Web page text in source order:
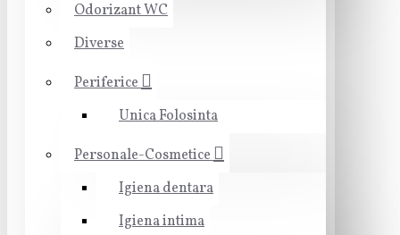
Odorizant WC
Diverse
Periferice
Unica Folosinta
Personale-Cosmetice
Igiena dentara
Igiena intima